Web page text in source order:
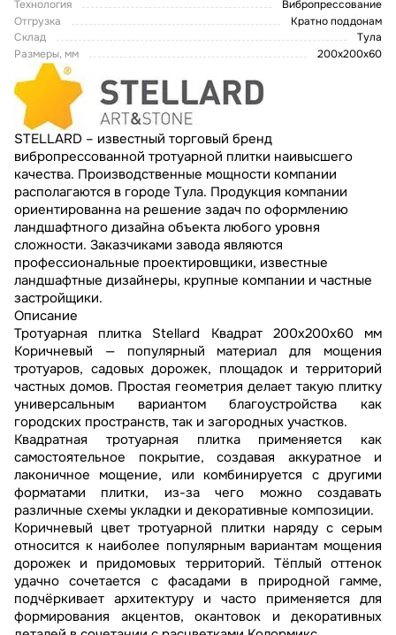
Технология
Вибропрессование
Отгрузка
Кратно поддонам
Склад
Тула
Размеры, мм
200х200х60
STELLARD – известный торговый бренд
вибропрессованной тротуарной плитки наивысшего
качества. Производственные мощности компании
располагаются в городе Тула. Продукция компании
ориентированна на решение задач по оформлению
ландшафтного дизайна объекта любого уровня
сложности. Заказчиками завода являются
профессиональные проектировщики, известные
ландшафтные дизайнеры, крупные компании и частные
застройщики.
Описание
Тротуарная плитка Stellard Квадрат 200х200х60 мм
Коричневый — популярный материал для мощения
тротуаров, садовых дорожек, площадок и территорий
частных домов. Простая геометрия делает такую плитку
универсальным вариантом благоустройства как
городских пространств, так и загородных участков.
Квадратная тротуарная плитка применяется как
самостоятельное покрытие, создавая аккуратное и
лаконичное мощение, или комбинируется с другими
форматами плитки, из-за чего можно создавать
различные схемы укладки и декоративные композиции.
Коричневый цвет тротуарной плитки наряду с серым
относится к наиболее популярным вариантам мощения
дорожек и придомовых территорий. Тёплый оттенок
удачно сочетается с фасадами в природной гамме,
подчёркивает архитектуру и часто применяется для
формирования акцентов, окантовок и декоративных